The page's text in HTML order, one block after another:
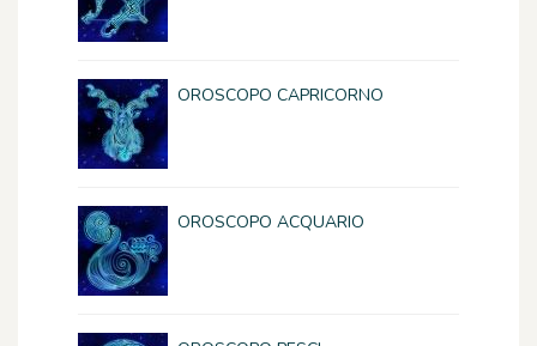
OROSCOPO CAPRICORNO
OROSCOPO ACQUARIO